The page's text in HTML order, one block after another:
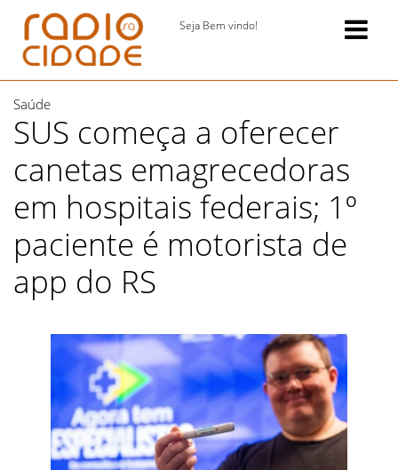
Seja Bem vindo!
Saúde
SUS começa a oferecer
canetas emagrecedoras
em hospitais federais; 1º
paciente é motorista de
app do RS